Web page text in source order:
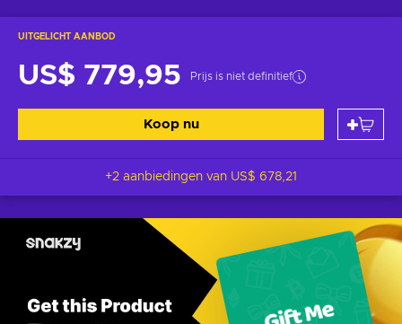
UITGELICHT AANBOD
US$ 779,95 Prijs is niet definitief
Koop nu
+2 aanbiedingen van US$ 678,21